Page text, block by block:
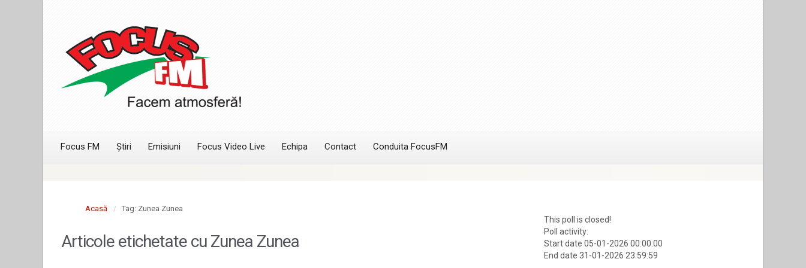
Focus FM Știri Emisiuni Focus Video Live Echipa Contact Conduita FocusFM
Acasă Tag: Zunea Zunea
Articole etichetate cu Zunea Zunea
This poll is closed!
Poll activity:
Start date 05-01-2026 00:00:00
End date 31-01-2026 23:59:59